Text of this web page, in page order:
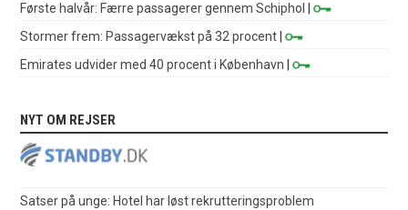
Første halvår: Færre passagerer gennem Schiphol
|
Stormer frem: Passagervækst på 32 procent |
Emirates udvider med 40 procent i København |
NYT OM REJSER
Satser på unge: Hotel har løst rekrutteringsproblem